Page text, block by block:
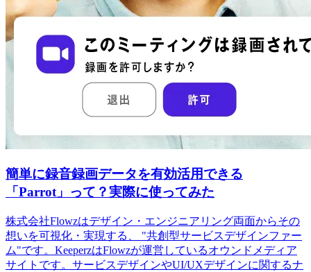
簡単に録音録画データを有効活用できる
「Parrot」って？実際に使ってみた
株式会社Flowzはデザイン・エンジニアリング両面からその
想いを可視化・実現する、 "共創型サービスデザインファー
ム"です。KeeperzはFlowzが運営しているオウンドメディア
サイトです。サービスデザインやUI/UXデザインに関するナ